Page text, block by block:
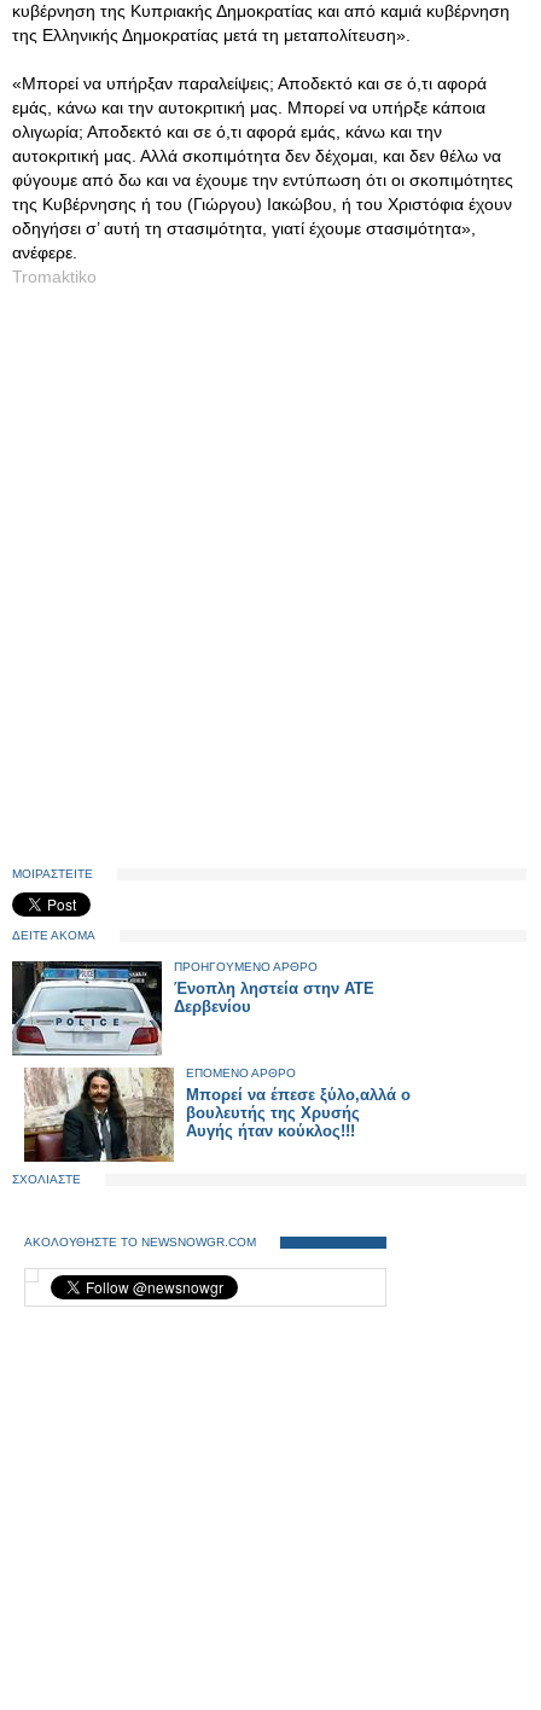
κυβέρνηση της Κυπριακής Δημοκρατίας και από καμιά κυβέρνηση
της Ελληνικής Δημοκρατίας μετά τη μεταπολίτευση».
«Μπορεί να υπήρξαν παραλείψεις; Αποδεκτό και σε ό,τι αφορά
εμάς, κάνω και την αυτοκριτική μας. Μπορεί να υπήρξε κάποια
ολιγωρία; Αποδεκτό και σε ό,τι αφορά εμάς, κάνω και την
αυτοκριτική μας. Αλλά σκοπιμότητα δεν δέχομαι, και δεν θέλω να
φύγουμε από δω και να έχουμε την εντύπωση ότι οι σκοπιμότητες
της Κυβέρνησης ή του (Γιώργου) Ιακώβου, ή του Χριστόφια έχουν
οδηγήσει σ’ αυτή τη στασιμότητα, γιατί έχουμε στασιμότητα»,
ανέφερε.
Tromaktiko
ΜΟΙΡΑΣΤΕΙΤΕ
ΔΕΙΤΕ ΑΚΟΜΑ
ΠΡΟΗΓΟΥΜΕΝΟ ΑΡΘΡΟ
Ένοπλη ληστεία στην ΑΤΕ
Δερβενίου
ΕΠΟΜΕΝΟ ΑΡΘΡΟ
Μπορεί να έπεσε ξύλο,αλλά ο
βουλευτής της Χρυσής
Αυγής ήταν κούκλος!!!
ΣΧΟΛΙΑΣΤΕ
ΑΚΟΛΟΥΘΗΣΤΕ ΤΟ NEWSNOWGR.COM